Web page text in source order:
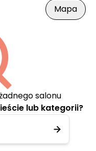
Mapa
salonu
lub kategorii?